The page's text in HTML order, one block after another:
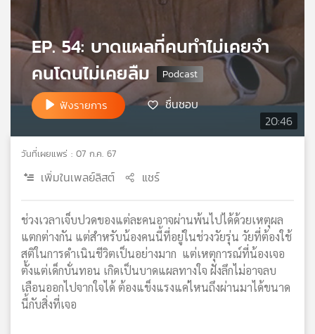
เครือ
วิทยุ
เอส
แผนที่
วิทยุ
เครือ
ข่าย
20:46
EP. 54: บาดแผลที่คนทำไม่เคยจำ
คนโดนไม่เคยลืม
ฟังรายการ ชื่นชอบ
วันที่เผยแพร่ : 07 ก.ค. 67
เพิ่มในเพลย์ลิสต์ แชร์
ช่วงเวลาเจ็บปวดของแต่ละคนอาจผ่านพ้นไปได้ด้วยเหตุผล
แตกต่างกัน แต่สำหรับน้องคนนี้ที่อยู่ในช่วงวัยรุ่น วัยที่ต้องใช้
สติในการดำเนินชีวิตเป็นอย่างมาก แต่เหตุการณ์ที่น้องเจอ
ตั้งแต่เด็กบั่นทอน เกิดเป็นบาดแผลทางใจ ฝังลึกไม่อาจลบ
เลือนออกไปจากใจได้ ต้องแข็งแรงแค่ไหนถึงผ่านมาได้ขนาด
นี้กับสิ่งที่เจอ